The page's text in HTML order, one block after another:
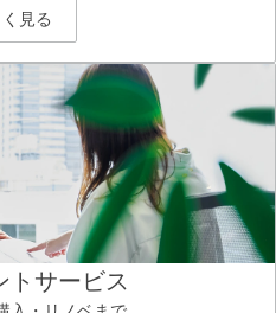
見る
トサービス